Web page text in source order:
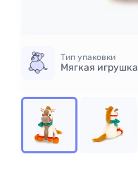
Тип упаковки
Мягкая игрушка